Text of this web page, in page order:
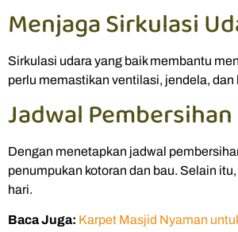
Menjaga Sirkulasi
Sirkulasi udara yang baik membantu
perlu memastikan ventilasi, jendela,
Jadwal
Dengan menetapkan jadwal
penumpukan kotoran dan bau. Selain
hari.
Baca Juga: Karpet Masjid Nyaman